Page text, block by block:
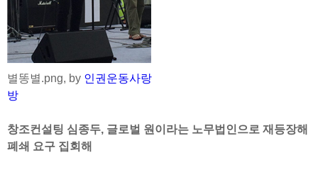
별똥별.png, by 인권운동사랑
방
창조컨설팅 심종두, 글로벌 원이라는 노무법인으로 재등장해
폐쇄 요구 집회해